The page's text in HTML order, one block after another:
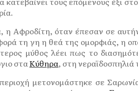
Αφροδίτη, όταν έπεσαν σε
τη γη η θεά της ομορφιάς, η
μύθος λέει πως το
σταΚύθηρα, στη
μετονομάστηκε σε